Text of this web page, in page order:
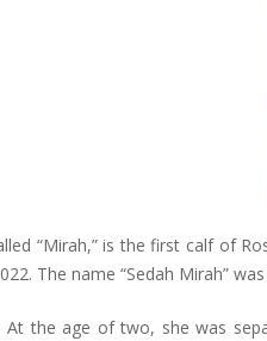
“Mirah,” is the first calf of
The name “Sedah Mirah”
the age of two, she was